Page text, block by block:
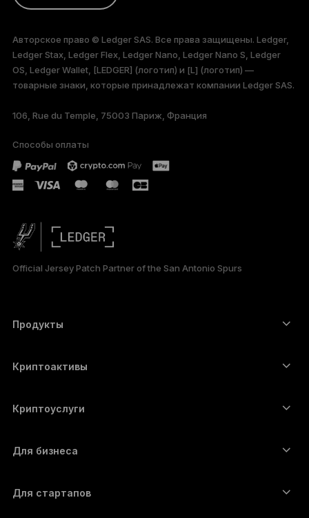
FRANÇAIS
TÜRKÇE
DEUTSCH
PORTUGUÊS
ESPAÑOL
日本語
Авторское право © Ledger SAS. Все права защищены. Ledger,
Ledger Stax, Ledger Flex, Ledger Nano, Ledger Nano S, Ledger
OS, Ledger Wallet, [LEDGER] (логотип) и [L] (логотип) —
товарные знаки, которые принадлежат компании Ledger SAS.
106, Rue du Temple, 75003 Париж, Франция
Способы оплаты
Official Jersey Patch Partner of the San Antonio Spurs
Продукты
Аппаратный кошелёк
Ledger Stax
Ledger Nano Classics
Наборы
Криптоактивы
Ethereum-кошелёк
Cardano-кошелёк
Monero-кошелёк
Криптоуслуги
Купить криптовалюту
Обменять криптовалюту
Для бизнеса
Для стартапов